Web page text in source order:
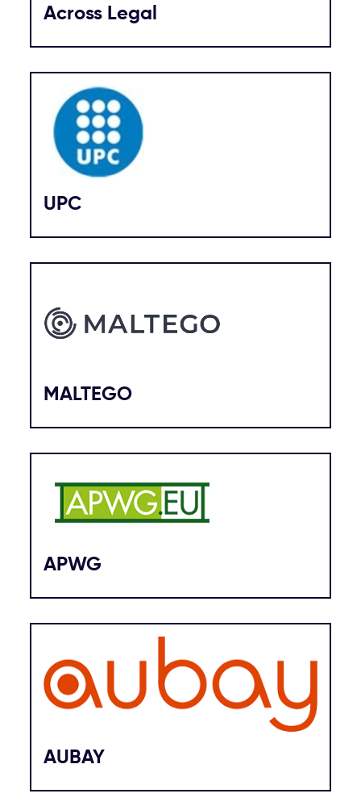
Across Legal
UPC
MALTEGO
APWG
AUBAY